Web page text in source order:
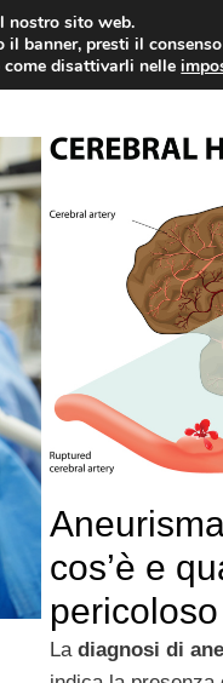
cos’è e
pericoloso
La diagnosi di
nostro sito web.
banner, presti il
come disattivarli nelle